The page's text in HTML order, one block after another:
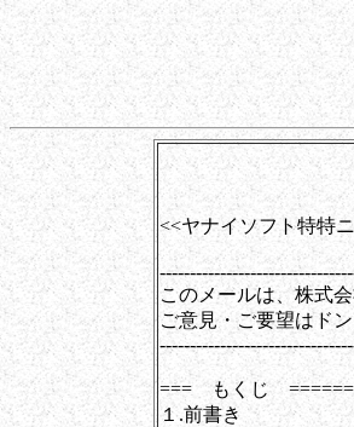
第0055
<<ヤナイソフト特特
このメールは、株式
ご意見・ご要望はド
=== もくじ
１.前書き